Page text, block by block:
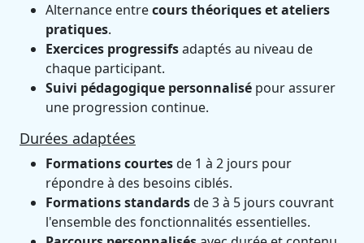
Alternance entrecours théoriques et ateliers
pratiques.
Exercices progressifsadaptés au niveau de
chaque participant.
Suivi pédagogique personnalisé pour assurer
une progression continue.
Durées adaptées
Formations courtesde 1 à 2 jours pour
répondre à des besoins ciblés.
Formations standardsde 3 à 5 jours couvrant
l'ensemble des fonctionnalités essentielles.